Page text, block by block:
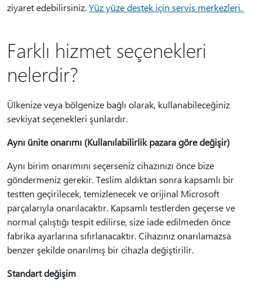
ziyaret edebilirsiniz.Yüz yüze destek için servis merkezleri.
Farklı hizmet seçenekleri
nelerdir?
Ülkenize veya bölgenize bağlı olarak, kullanabileceğiniz
sevkiyat seçenekleri şunlardır.
Aynı ünite onarımı (Kullanılabilirlik pazara göre değişir)
Aynı birim onarımını seçerseniz cihazınızı önce bize
göndermeniz gerekir. Teslim aldıktan sonra kapsamlı bir
testten geçirilecek, temizlenecek ve orijinal Microsoft
parçalarıyla onarılacaktır. Kapsamlı testlerden geçerse ve
normal çalıştığı tespit edilirse, size iade edilmeden önce
fabrika ayarlarına sıfırlanacaktır. Cihazınız onarılamazsa
benzer şekilde onarılmış bir cihazla değiştirilir.
Standart değişim